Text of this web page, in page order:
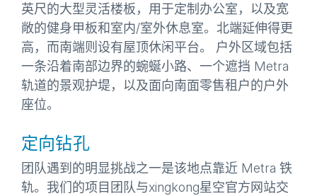
英尺的大型灵活楼板，用于定制办公室，以及宽
敞的健身甲板和室内/室外休息室。北端延伸得更
高，而南端则设有屋顶休闲平台。 户外区域包括
一条沿着南部边界的蜿蜒小路、一个遮挡 Metra
轨道的景观护堤，以及面向南面零售租户的户外
座位。
定向钻孔
团队遇到的明显挑战之一是该地点靠近 Metra 铁
轨。我们的项目团队与xingkong星空官方网站交